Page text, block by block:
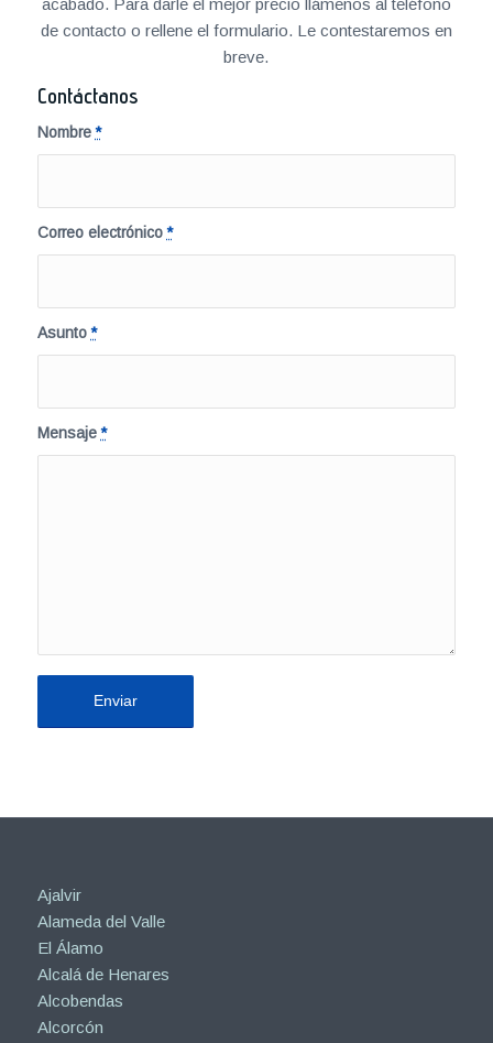
de contacto o rellene el formulario. Le contestaremos en
breve.
Contáctanos
Nombre*
Correo electrónico*
Asunto*
Mensaje*
Ajalvir
Alameda del Valle
El Álamo
Alcalá de Henares
Alcobendas
Alcorcón